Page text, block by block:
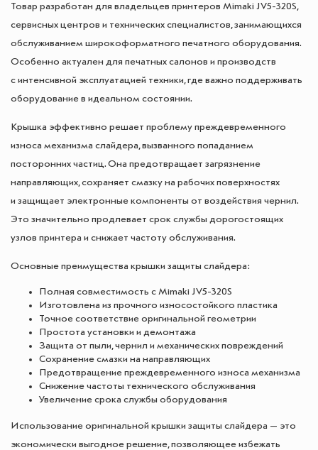
Товар разработан для владельцев принтеров Mimaki JV5-320S,
сервисных центров и технических специалистов, занимающихся
обслуживанием широкоформатного печатного оборудования.
Особенно актуален для печатных салонов и производств
с интенсивной эксплуатацией техники, где важно поддерживать
оборудование в идеальном состоянии.
Крышка эффективно решает проблему преждевременного
износа механизма слайдера, вызванного попаданием
посторонних частиц. Она предотвращает загрязнение
направляющих, сохраняет смазку на рабочих поверхностях
и защищает электронные компоненты от воздействия чернил.
Это значительно продлевает срок службы дорогостоящих
узлов принтера и снижает частоту обслуживания.
Основные преимущества крышки защиты слайдера:
Полная совместимость с Mimaki JV5-320S
Изготовлена из прочного износостойкого пластика
Точное соответствие оригинальной геометрии
Простота установки и демонтажа
Защита от пыли, чернил и механических повреждений
Сохранение смазки на направляющих
Предотвращение преждевременного износа механизма
Снижение частоты технического обслуживания
Увеличение срока службы оборудования
Использование оригинальной крышки защиты слайдера — это
экономически выгодное решение, позволяющее избежать